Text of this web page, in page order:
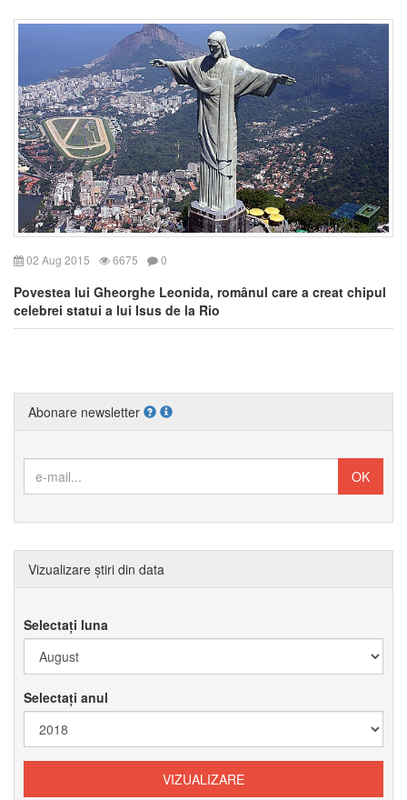
02 Aug 2015 6675 0
Povestea lui Gheorghe Leonida, românul care a creat chipul
celebrei statui a lui Isus de la Rio
Abonare newsletter
Vizualizare știri din data
Selectați luna
Selectați anul